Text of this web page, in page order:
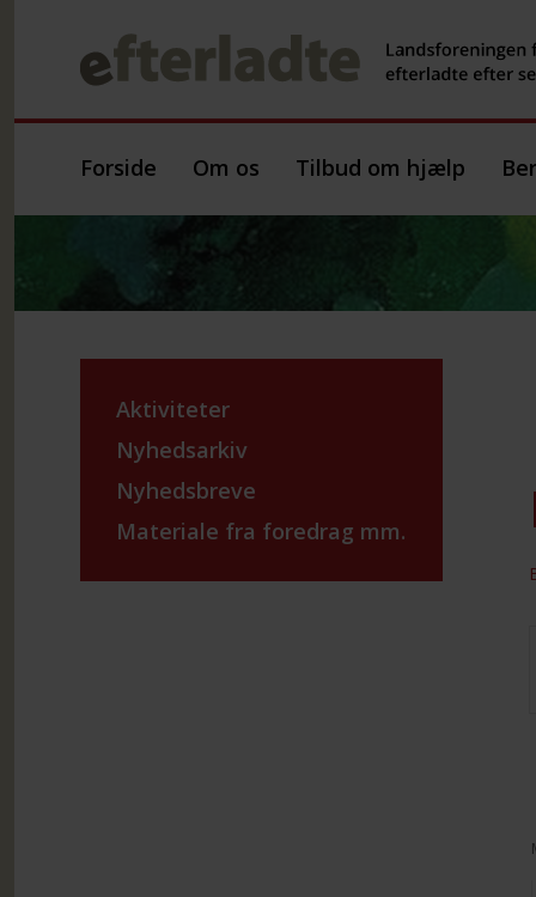
Forside Om os Tilbud om hjælp
Aktiviteter
Nyhedsarkiv
Nyhedsbreve
Materiale fra foredrag mm.